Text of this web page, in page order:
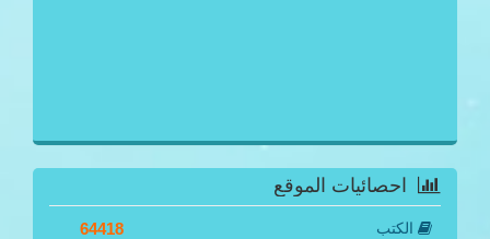
احصائيات الموقع
الكتب 64418